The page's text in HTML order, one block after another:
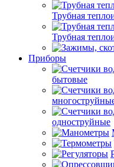
Трубная
Трубная
Приборы
бытовые
одноструйные